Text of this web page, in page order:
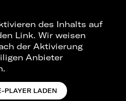
des Inhalts auf
Link. Wir weisen
der Aktivierung
Anbieter
PLAYER LADEN